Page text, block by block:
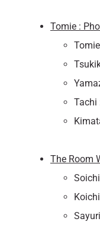
Tomie :
Tachi
The Room